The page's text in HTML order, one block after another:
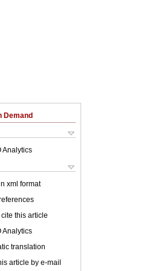
Demand
Analytics
xml format
this article
Analytics
translation
article by e-mail